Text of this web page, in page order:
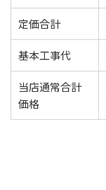
定価合計
基本工事代
当店通常合計
価格